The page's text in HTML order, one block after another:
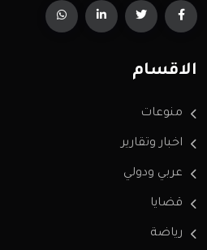
الاقسام
منوعات
اخبار وتقارير
عربي ودولي
قضايا
رياضة